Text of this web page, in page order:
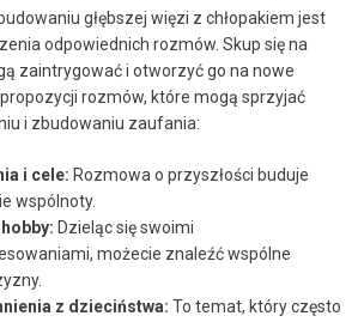
głębszej więzi z chłopakiem jest⁤
odpowiednich rozmów. ​Skup się na
zaintrygować i otworzyć go na nowe
rozmów, które mogą sprzyjać
i zbudowaniu zaufania:
i cele: Rozmowa o przyszłości buduje
wspólnoty.
Dzieląc się swoimi
możecie‍ znaleźć wspólne
z dzieciństwa: To temat, który często ​